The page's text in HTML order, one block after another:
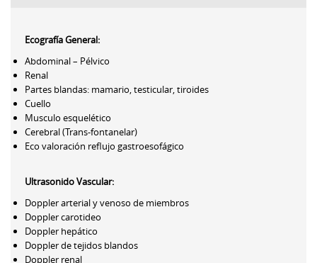
Ecografía General:
Abdominal – Pélvico
Renal
Partes blandas: mamario, testicular, tiroides
Cuello
Musculo esquelético
Cerebral (Trans-fontanelar)
Eco valoración reflujo gastroesofágico
Ultrasonido Vascular:
Doppler arterial y venoso de miembros
Doppler carotideo
Doppler hepático
Doppler de tejidos blandos
Doppler renal